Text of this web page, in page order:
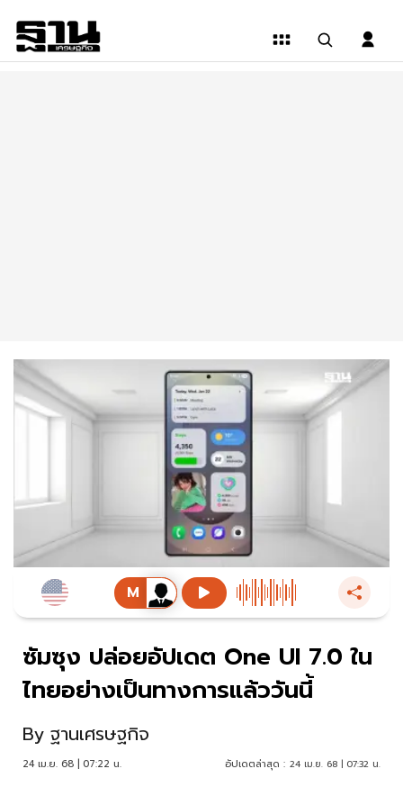
ซัมซุง ปล่อยอัปเดต One UI 7.0 ใน
ไทยอย่างเป็นทางการแล้ววันนี้
By ฐานเศรษฐกิจ
24 เม.ย. 68 | 07:22 น. อัปเดตล่าสุด : 24 เม.ย. 68 | 07:32 น.